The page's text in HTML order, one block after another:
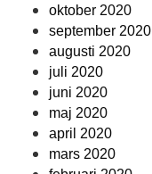
oktober 2020
september 2020
augusti 2020
juli 2020
juni 2020
maj 2020
april 2020
mars 2020